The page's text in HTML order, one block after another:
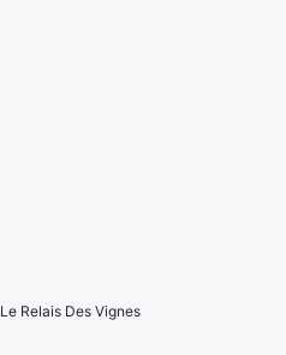
Le Relais Des Vignes